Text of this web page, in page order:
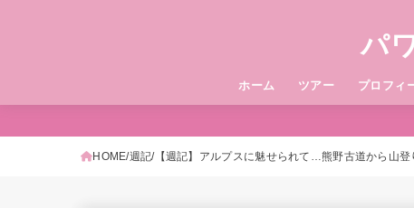
パ
ホーム ツアー プロフィ
HOME 週記 【週記】アルプスに魅せられて…熊野古道から山